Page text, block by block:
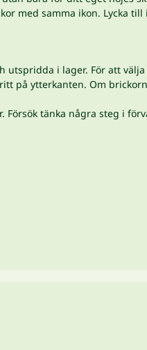
med samma ikon. Lycka
i lager. För att
på ytterkanten. Om
tänka några steg i